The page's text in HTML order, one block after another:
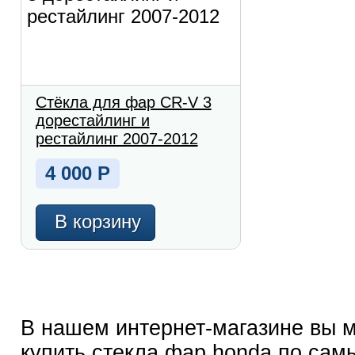
Стёкла для фар CR-V 3
дорестайлинг и
рестайлинг 2007-2012
4 000 Р
В корзину
В нашем интернет-магазине вы